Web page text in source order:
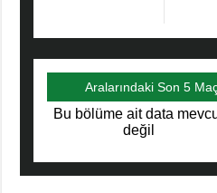
Aralarındaki Son 5
Bu bölüme ait data
değil